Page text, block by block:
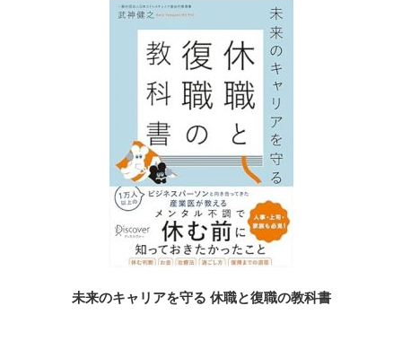
未来のキャリアを守る 休職と復職の教科書